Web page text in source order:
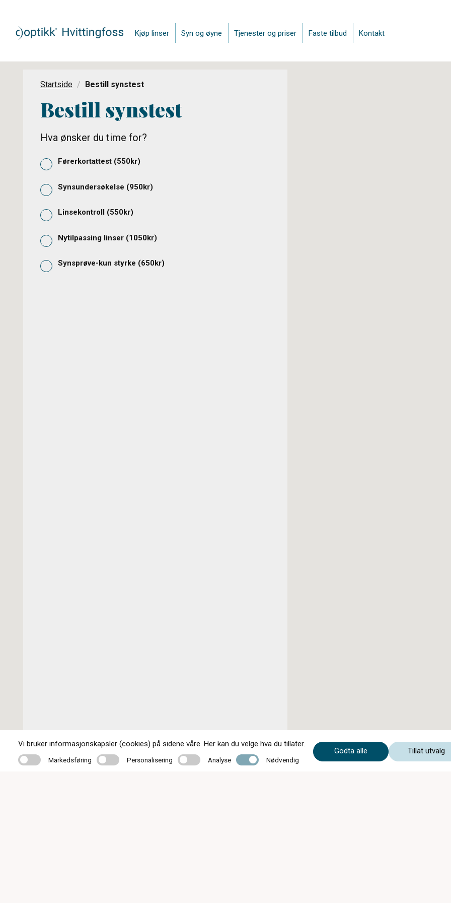
Kjøp linser Syn og øyne Tjenester og priser Faste tilbud Kontakt
Startside Bestill synstest
Bestill synstest
Hva ønsker du time for?
Førerkortattest (550kr)
Synsundersøkelse (950kr)
Linsekontroll (550kr)
Nytilpassing linser (1050kr)
Synsprøve-kun styrke (650kr)
Vi bruker informasjonskapsler (cookies) på sidene våre. Her kan du velge hva du tillater.
MarkedsføringMarkedsføring PersonaliseringPersonalisering Analyse Analyse Nødvendig Nødvendig
Godta alle Tillat utvalg